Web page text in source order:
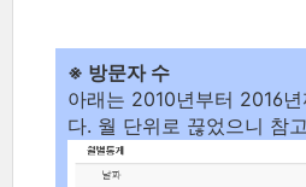
※ 방문자 수
아래는 2010년부터 2016
다. 월 단위로 끊었으니 참